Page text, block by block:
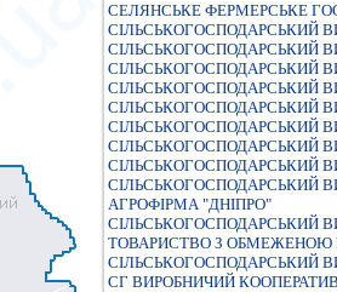
СЕЛЯНСЬКЕ ФЕРМЕРСЬКЕ
СІЛЬСЬКОГОСПОДАРСЬКИЙ
СІЛЬСЬКОГОСПОДАРСЬКИЙ
СІЛЬСЬКОГОСПОДАРСЬКИЙ
СІЛЬСЬКОГОСПОДАРСЬКИЙ
СІЛЬСЬКОГОСПОДАРСЬКИЙ
СIЛЬСЬКОГОСПОДАРСЬКИЙ
СIЛЬСЬКОГОСПОДАРСЬКИЙ
СIЛЬСЬКОГОСПОДАРСЬКИЙ
СIЛЬСЬКОГОСПОДАРСЬКИЙ
АГРОФIРМА "ДНIПРО"
СІЛЬСЬКОГОСПОДАРСЬКИЙ
ТОВАРИСТВО З
СІЛЬСЬКОГОСПОДАРСЬКИЙ
СГ ВИРОБНИЧИЙ